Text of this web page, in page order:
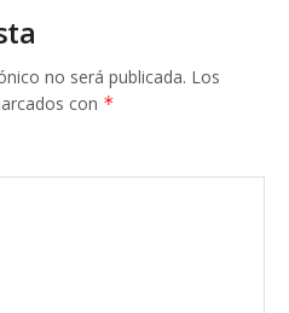
no será publicada. Los
con *